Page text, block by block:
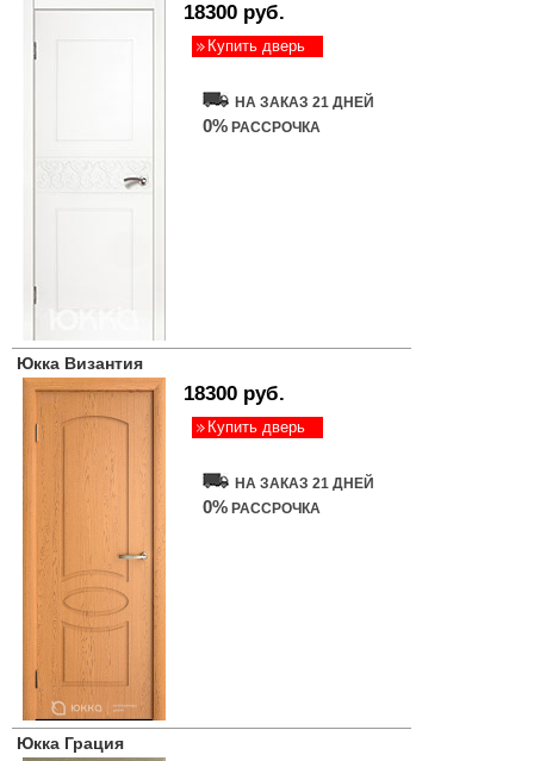
18300 руб.
Купить дверь
НА ЗАКАЗ 21 ДНЕЙ
0% РАССРОЧКА
Юкка Византия
18300 руб.
Купить дверь
НА ЗАКАЗ 21 ДНЕЙ
0% РАССРОЧКА
Юкка Грация